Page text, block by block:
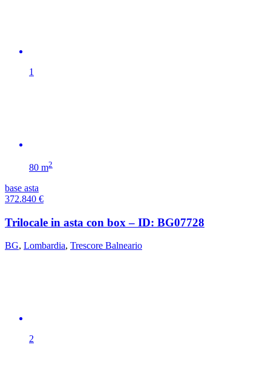
1
80 m2
base asta
372.840 €
Trilocale in asta con box – ID: BG07728
BG, Lombardia, Trescore Balneario
2